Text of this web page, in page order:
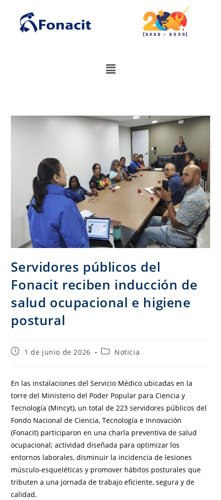
Servidores públicos del
Fonacit reciben inducción de
salud ocupacional e higiene
postural
1 de junio de 2026 Noticia
En las instalaciones del Servicio Médico ubicadas en la
torre del Ministerio del Poder Popular para Ciencia y
Tecnología (Mincyt), un total de 223 servidores públicos del
Fondo Nacional de Ciencia, Tecnología e Innovación
(Fonacit) participaron en una charla preventiva de salud
ocupacional; actividad diseñada para optimizar los
entornos laborales, disminuir la incidencia de lesiones
músculo-esqueléticas y promover hábitos posturales que
tributen a una jornada de trabajo eficiente, segura y de
calidad.